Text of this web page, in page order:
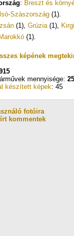
: Breszt és
Szászország (1).
(1), Grúzia(1),
Marokkó (1).
képének
mennyisége:
készített képek: 45
fotóira
kommentek